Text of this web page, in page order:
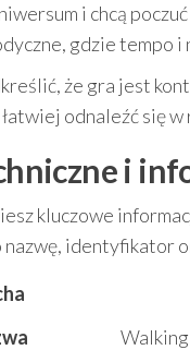
i chcą
gdzie tempo
że gra jest
łatwiej odnaleźć się
i
kluczowe
identyfikator
Walking